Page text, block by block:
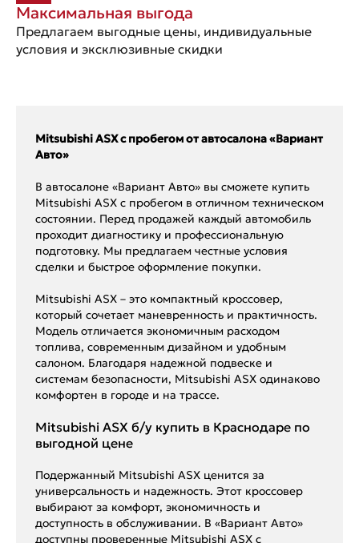
Максимальная выгода
Предлагаем выгодные цены, индивидуальные
условия и эксклюзивные скидки
Mitsubishi ASX с пробегом от автосалона «Вариант
Авто»
В автосалоне «Вариант Авто» вы сможете купить
Mitsubishi ASX с пробегом в отличном техническом
состоянии. Перед продажей каждый автомобиль
проходит диагностику и профессиональную
подготовку. Мы предлагаем честные условия
сделки и быстрое оформление покупки.
Mitsubishi ASX – это компактный кроссовер,
который сочетает маневренность и практичность.
Модель отличается экономичным расходом
топлива, современным дизайном и удобным
салоном. Благодаря надежной подвеске и
системам безопасности, Mitsubishi ASX одинаково
комфортен в городе и на трассе.
Mitsubishi ASX б/у купить в Краснодаре по
выгодной цене
Подержанный Mitsubishi ASX ценится за
универсальность и надежность. Этот кроссовер
выбирают за комфорт, экономичность и
доступность в обслуживании. В «Вариант Авто»
доступны проверенные Mitsubishi ASX с